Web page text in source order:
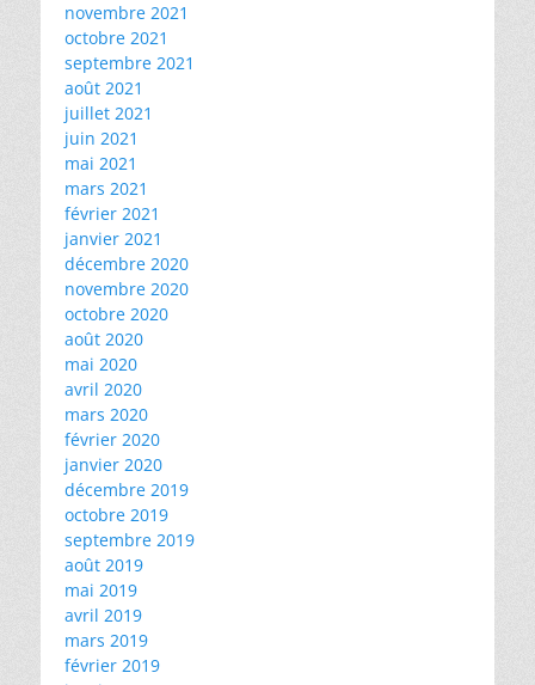
novembre 2021
octobre 2021
septembre 2021
août 2021
juillet 2021
juin 2021
mai 2021
mars 2021
février 2021
janvier 2021
décembre 2020
novembre 2020
octobre 2020
août 2020
mai 2020
avril 2020
mars 2020
février 2020
janvier 2020
décembre 2019
octobre 2019
septembre 2019
août 2019
mai 2019
avril 2019
mars 2019
février 2019